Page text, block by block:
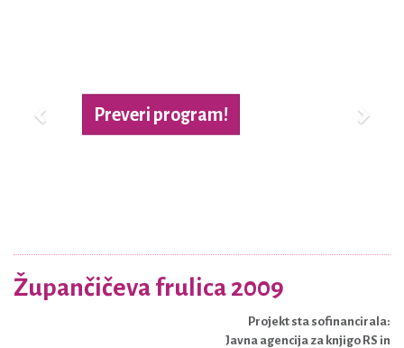
Preveri program!
Župančičeva frulica 2009
Projekt sta sofinancirala:
Javna agencija za knjigo RS in